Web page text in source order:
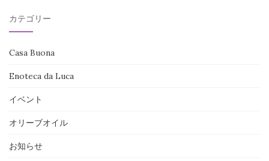
投
稿
カテゴリー
Casa Buona
Enoteca da Luca
イベント
オリーブオイル
お知らせ